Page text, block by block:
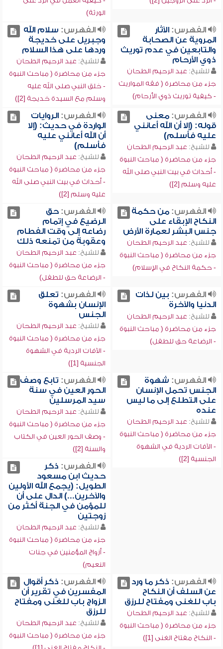
الورثة)
الفهرس:الآثار
المروية عن الصحابة
والتابعين في عدم توريث
ذوي الأرحام
للشيخ: عبد الرحيم الطحان
جزء من محاضرة ( فقه المواريث
- كيفية توريث ذوي الأرحام)
الفهرس: سلام الله
وجبريل على خديجة
وردها على هذا السلام
للشيخ: عبد الرحيم الطحان
جزء من محاضرة ( مباحث النبوة
- خلق النبي صلى الله عليه
وسلم مع السيدة خديجة [2])
الفهرس:معنى
قوله: (إلا أن الله أعانني
عليه فأسلم)
للشيخ: عبد الرحيم الطحان
جزء من محاضرة ( مباحث النبوة
- أحداث في بيت النبي صلى الله
عليه وسلم [2])
الفهرس:الروايات
الواردة في حديث: (إلا
أن الله أعانني عليه
فأسلم)
للشيخ: عبد الرحيم الطحان
جزء من محاضرة ( مباحث النبوة
- أحداث في بيت النبي صلى الله
عليه وسلم [2])
الفهرس:من حكمة
النكاح الإبقاء على
جنس البشر لعمارة الأرض
للشيخ: عبد الرحيم الطحان
جزء من محاضرة ( مباحث النبوة
- حكمة النكاح في الإسلام)
الفهرس:حق
الرضيع في إتمام
رضاعه إلى وقت الفطام
وعقوبة من تمنعه ذلك
للشيخ: عبد الرحيم الطحان
جزء من محاضرة ( مباحث النبوة
- الرضاعة حق للطفل)
الفهرس: بين لذات
الدنيا والآخرة
للشيخ: عبد الرحيم الطحان
جزء من محاضرة ( مباحث النبوة
- الرضاعة حق للطفل)
الفهرس: تعلق
الإنسان بشهوة
الجنس
للشيخ: عبد الرحيم الطحان
جزء من محاضرة ( مباحث النبوة
- الآفات الردية في الشهوة
الجنسية [1])
الفهرس: شهوة
الجنس تحمل الإنسان
على التطلع إلى ما ليس
عنده
للشيخ: عبد الرحيم الطحان
جزء من محاضرة ( مباحث النبوة
- الآفات الردية في الشهوة
الجنسية [2])
الفهرس: تابع وصف
الحور العين في سنة
سيد المرسلين
للشيخ: عبد الرحيم الطحان
جزء من محاضرة ( مباحث النبوة
- وصف الحور العين في الكتاب
والسنة [2])
الفهرس: ذكر
حديث ابن مسعود
الطويل: (يجمع الله الأولين
والآخرين...) الدال على أن
للمؤمن في الجنة أكثر من
زوجتين
للشيخ: عبد الرحيم الطحان
جزء من محاضرة ( مباحث النبوة
- أزواج المؤمنين في جنات
النعيم)
الفهرس: ذكر ما ورد
عن السلف أن النكاح
باب للغنى ومفتاح للرزق
للشيخ: عبد الرحيم الطحان
جزء من محاضرة ( مباحث النبوة
- النكاح مفتاح الغنى [1])
الفهرس: ذكر أقوال
المفسرين في تقرير أن
الزواج باب للغنى ومفتاح
للرزق
للشيخ: عبد الرحيم الطحان
جزء من محاضرة ( مباحث النبوة